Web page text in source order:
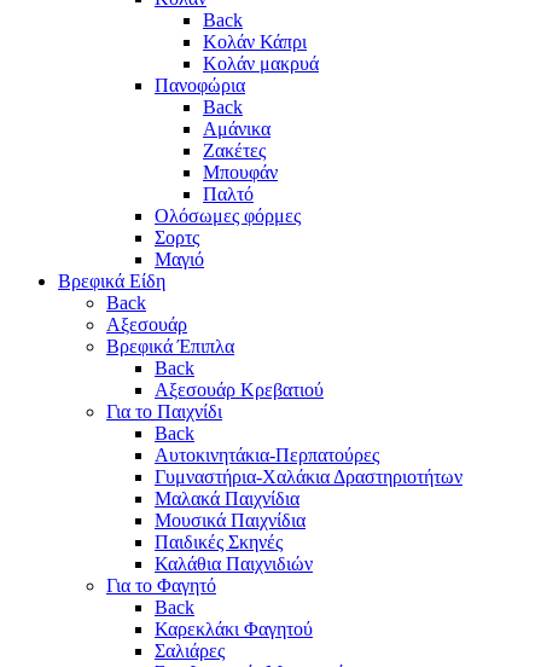
Back
Κολάν Κάπρι
Κολάν μακρυά
Πανοφώρια
Back
Αμάνικα
Ζακέτες
Μπουφάν
Παλτό
Ολόσωμες φόρμες
Σορτς
Μαγιό
Βρεφικά Είδη
Back
Αξεσουάρ
Βρεφικά Έπιπλα
Back
Αξεσουάρ Κρεβατιού
Για το Παιχνίδι
Back
Αυτοκινητάκια-Περπατούρες
Γυμναστήρια-Χαλάκια Δραστηριοτήτων
Μαλακά Παιχνίδια
Μουσικά Παιχνίδια
Παιδικές Σκηνές
Καλάθια Παιχνιδιών
Για το Φαγητό
Back
Καρεκλάκι Φαγητού
Σαλιάρες